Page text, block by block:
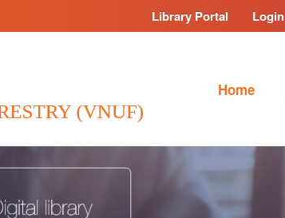
Library Portal Login
Home